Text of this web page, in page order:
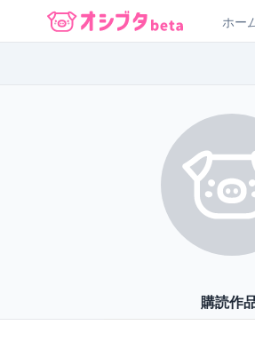
オシブタ Oshibuta
ホー
購読作